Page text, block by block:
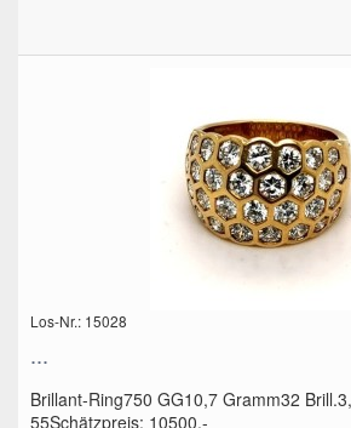
Los-Nr.: 15028
...
Brillant-Ring750 GG10,7 Gramm32
55Schätzpreis: 10500,-